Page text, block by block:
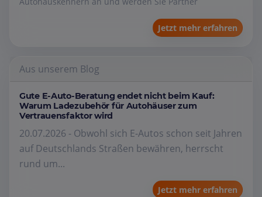
Jetzt mehr erfahren
Aus unserem Blog
Gute E-Auto-Beratung endet nicht beim Kauf:
Warum Ladezubehör für Autohäuser zum
Vertrauensfaktor wird
20.07.2026 - Obwohl sich E-Autos schon seit Jahren
auf Deutschlands Straßen bewähren, herrscht
rund um...
Jetzt mehr erfahren